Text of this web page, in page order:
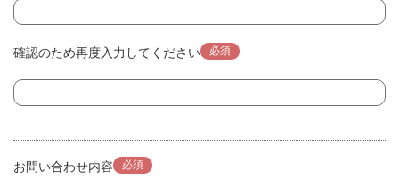
確認のため再度入力してください 必須
お問い合わせ内容 必須